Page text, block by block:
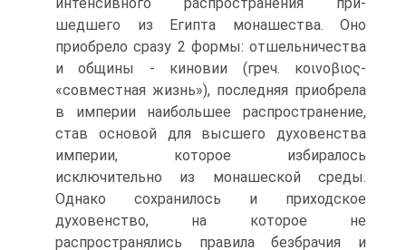
шедшего из Египта монашества. Оно
приобрело сразу 2 формы: отшельничества
и общины - киновии (греч. κοινοβιος-
«совместная жизнь»), последняя приобре­ла
в империи наибольшее распространение,
став основой для высшего духовен­ства
империи, которое избиралось
исключительно из монашеской среды.
Однако сохранилось и приходское
духовенство, на которое не
распространялись прави­ла безбрачия и